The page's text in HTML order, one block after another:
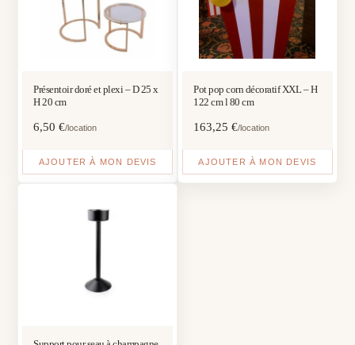
Présentoir doré et plexi – D 25 x
H 20 cm
6,50€/location
AJOUTER À MON DEVIS
Pot pop corn décoratif XXL – H
122 cm l 80 cm
163,25 €/location
AJOUTER À MON DEVIS